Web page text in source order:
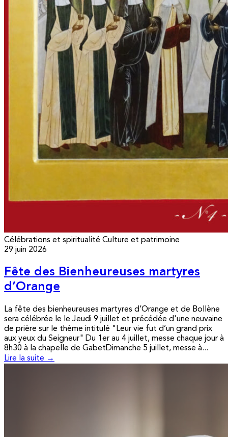
Célébrations et spiritualité Culture et patrimoine
29 juin 2026
Fête des Bienheureuses martyres
d’Orange
La fête des bienheureuses martyres d’Orange et de Bollène
sera célébrée le le Jeudi 9 juillet et précédée d'une neuvaine
de prière sur le thème intitulé "Leur vie fut d’un grand prix
aux yeux du Seigneur" Du 1er au 4 juillet, messe chaque jour à
8h30 à la chapelle de GabetDimanche 5 juillet, messe à...
Lire la suite →